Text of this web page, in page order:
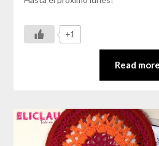
+1
Read more